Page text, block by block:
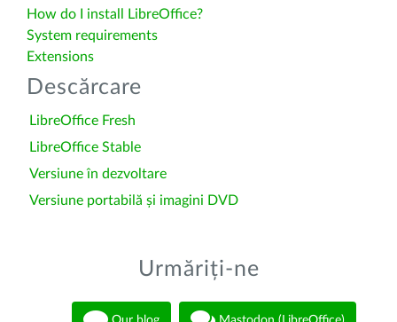
How do I install LibreOffice?
System requirements
Extensions
Descărcare
LibreOffice Fresh
LibreOffice Stable
Versiune în dezvoltare
Versiune portabilă și imagini DVD
Urmăriți-ne